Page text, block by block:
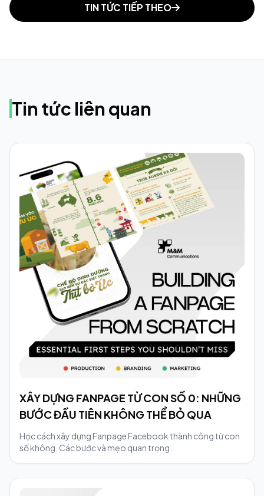
TIN TỨC TIẾP THEO
Tin tức liên quan
XÂY DỰNG FANPAGE TỪ CON SỐ 0: NHỮNG
BƯỚC ĐẦU TIÊN KHÔNG THỂ BỎ QUA
Học cách xây dựng Fanpage Facebook thành công từ con
số không. Các bước và mẹo quan trọng.